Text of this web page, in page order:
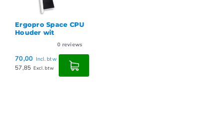
Ergopro Space CPU
Houder wit
0 reviews
70,00 Incl. btw
57,85 Excl. btw